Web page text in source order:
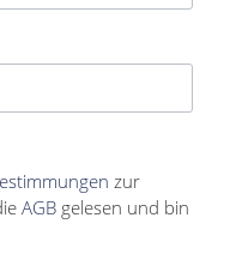
zur
AGB gelesen und bin